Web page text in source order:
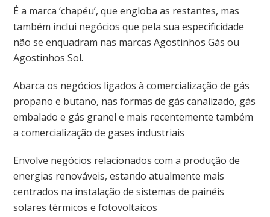
É a marca ‘chapéu’, que engloba as restantes, mas
também inclui negócios que pela sua especificidade
não se enquadram nas marcas Agostinhos Gás ou
Agostinhos Sol.
Abarca os negócios ligados à comercialização de gás
propano e butano, nas formas de gás canalizado, gás
embalado e gás granel e mais recentemente também
a comercialização de gases industriais
Envolve negócios relacionados com a produção de
energias renováveis, estando atualmente mais
centrados na instalação de sistemas de painéis
solares térmicos e fotovoltaicos